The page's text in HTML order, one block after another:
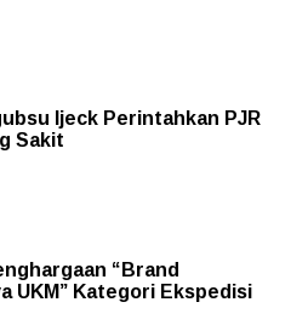
Ijeck Perintahkan PJR
Sakit
“Brand
UKM” Kategori Ekspedisi